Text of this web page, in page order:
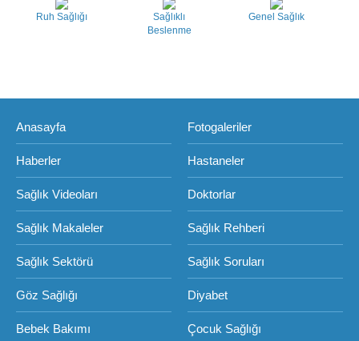
Ruh Sağlığı
Sağlıklı
Beslenme
Genel Sağlık
Anasayfa Fotogaleriler
Haberler Hastaneler
Sağlık Videoları Doktorlar
Sağlık Makaleler Sağlık Rehberi
Sağlık Sektörü Sağlık Soruları
Göz Sağlığı Diyabet
Bebek Bakımı Çocuk Sağlığı